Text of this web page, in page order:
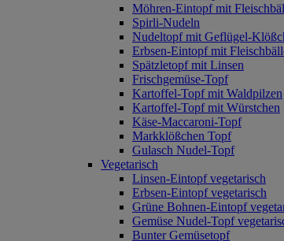
Möhren-Eintopf mit
Spirli-Nudeln
Nudeltopf mit Geflügel-
Erbsen-Eintopf mit
Spätzletopf mit Linsen
Frischgemüse-Topf
Kartoffel-Topf mit Waldpilzen
Kartoffel-Topf mit Würstchen
Käse-Maccaroni-Topf
Markklößchen Topf
Gulasch Nudel-Topf
Vegetarisch
Linsen-Eintopf vegetarisch
Erbsen-Eintopf vegetarisch
Grüne Bohnen-Eintopf
Gemüse Nudel-Topf
Bunter Gemüsetopf